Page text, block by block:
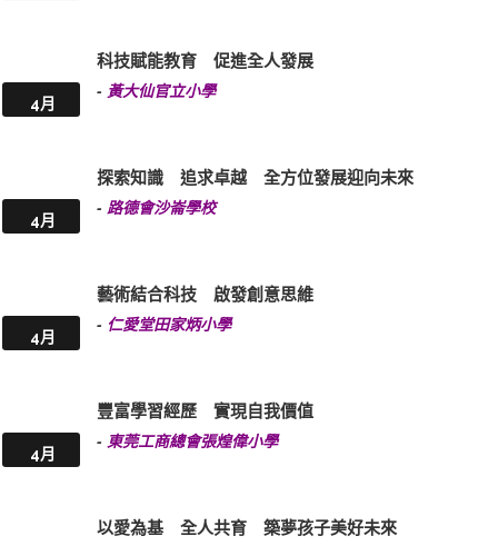
4月
科技賦能教育 促進全人發展
- 黃大仙官立小學
4月
探索知識 追求卓越 全方位發展迎向未來
- 路德會沙崙學校
4月
藝術結合科技 啟發創意思維
- 仁愛堂田家炳小學
4月
豐富學習經歷 實現自我價值
- 東莞工商總會張煌偉小學
以愛為基 全人共育 築夢孩子美好未來